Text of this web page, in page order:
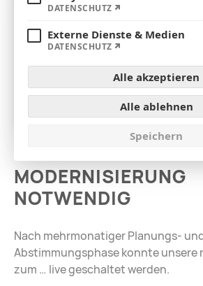
MODERNISIERUNG
NOTWENDIG
Nach mehrmonatiger Planungs-
Abstimmungsphase konnte unsere
zum … live geschaltet werden.
DATENSCHUTZ
Externe Dienste & Medien
DATENSCHUTZ
Alle akzeptieren
Alle ablehnen
Speichern